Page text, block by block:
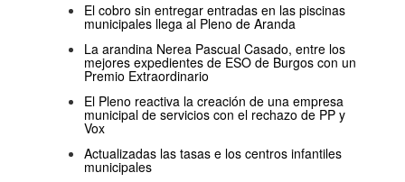
El cobro sin entregar entradas en las piscinas
municipales llega al Pleno de Aranda
La arandina Nerea Pascual Casado, entre los
mejores expedientes de ESO de Burgos con un
Premio Extraordinario
El Pleno reactiva la creación de una empresa
municipal de servicios con el rechazo de PP y
Vox
Actualizadas las tasas e los centros infantiles
municipales